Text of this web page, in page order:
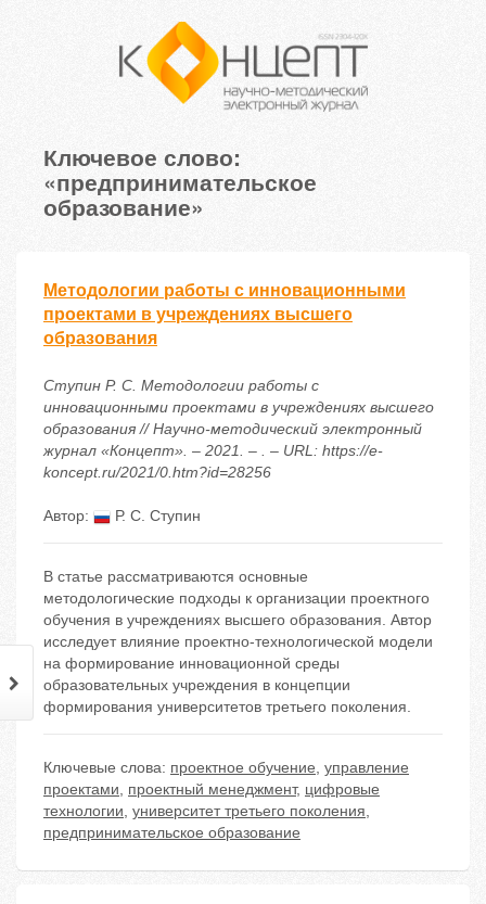
Ключевое слово:
«предпринимательское
образование»
Методологии работы с инновационными
проектами в учреждениях высшего
образования
Ступин Р. С. Методологии работы с
инновационными проектами в учреждениях высшего
образования // Научно-методический электронный
журнал «Концепт». – 2021. – . – URL: https://e-
koncept.ru/2021/0.htm?id=28256
Автор: Р. С. Ступин
В статье рассматриваются основные
методологические подходы к организации проектного
обучения в учреждениях высшего образования. Автор
исследует влияние проектно-технологической модели
на формирование инновационной среды
образовательных учреждения в концепции
формирования университетов третьего поколения.
Ключевые слова: проектное обучение, управление
проектами, проектный менеджмент, цифровые
технологии, университет третьего поколения,
предпринимательское образование